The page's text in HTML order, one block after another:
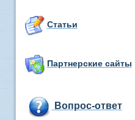
Статьи
Партнерские сайты
Вопрос-ответ